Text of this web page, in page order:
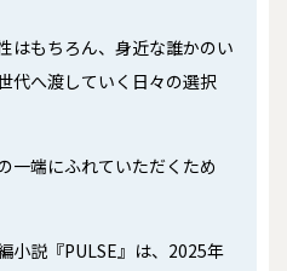
はもちろん、身近な誰かのい
代へ渡していく日々の選択
一端にふれていただくため
小説『PULSE』は、2025年